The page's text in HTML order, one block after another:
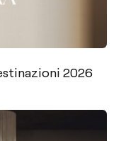
2026